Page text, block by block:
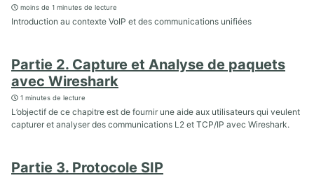
moins de 1 minutes de lecture
Introduction au contexte VoIP et des communications unifiées
Partie 2. Capture et Analyse de paquets
avec Wireshark
1 minutes de lecture
L’objectif de ce chapitre est de fournir une aide aux utilisateurs qui veulent
capturer et analyser des communications L2 et TCP/IP avec Wireshark.
Partie 3. Protocole SIP